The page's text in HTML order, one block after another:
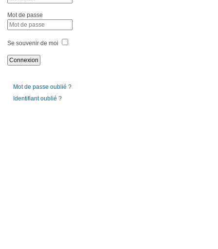
Mot de passe
Se souvenir de moi
Mot de passe oublié ?
Identifiant oublié ?